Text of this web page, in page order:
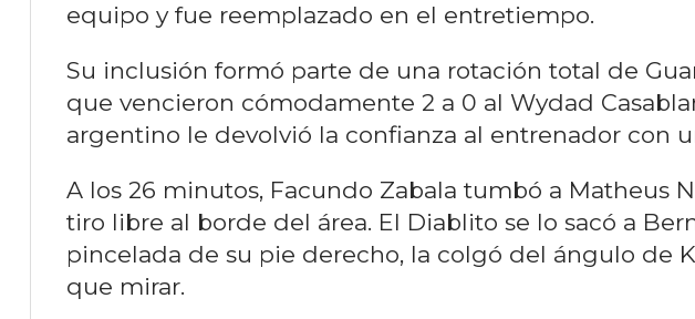
equipo y fue reemplazado en el entretiempo.
Su inclusión formó parte de una rotación total de
que vencieron cómodamente 2 a 0 al Wydad
argentino le devolvió la confianza al entrenador con
A los 26 minutos, Facundo Zabala tumbó a Matheus
tiro libre al borde del área. El Diablito se lo sacó a
pincelada de su pie derecho, la colgó del ángulo de
que mirar.